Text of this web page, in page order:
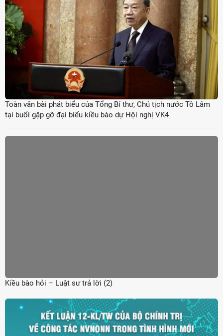
Toàn văn bài phát biểu của Tổng Bí thư, Chủ tịch nước Tô Lâm
tại buổi gặp gỡ đại biểu kiều bào dự Hội nghị VK4
Kiều bào hỏi – Luật sư trả lời (2)